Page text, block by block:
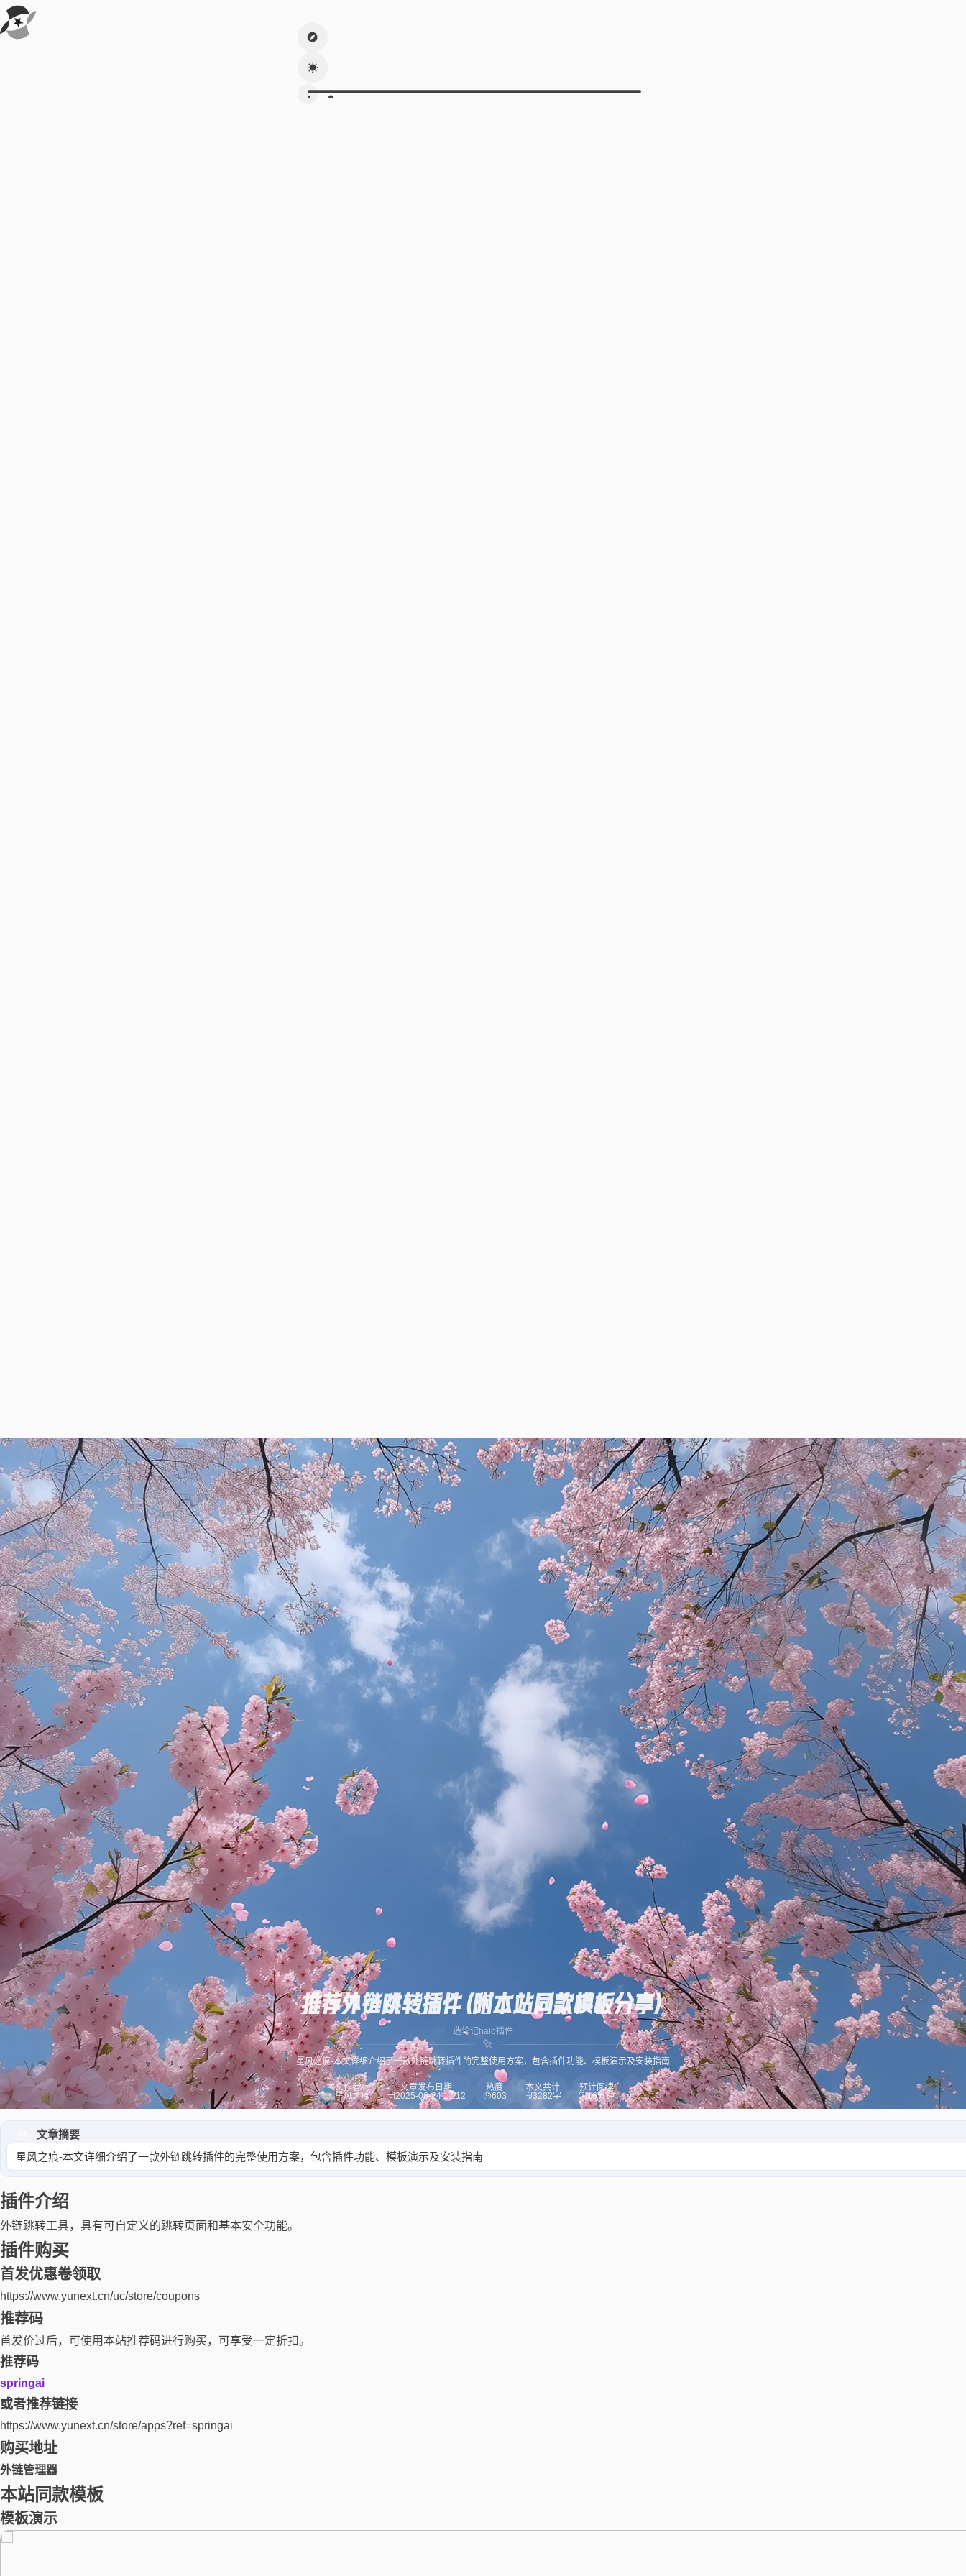
推荐外链跳转插件（附本站同款模板分享）
造轮记halo插件
星风之痕-本文详细介绍了一款外链跳转插件的完整使用方案，包含插件功能、模板演示及安装指南
本文作者
星风之痕
文章发布日期
2025-06-24 17:12
热度
603
本文共计
3282字
预计阅读
16分钟
文章摘要
星风之痕-本文详细介绍了一款外链跳转插件的完整使用方案，包含插件功能、模板演示及安装指南
插件介绍
外链跳转工具，具有可自定义的跳转页面和基本安全功能。
插件购买
首发优惠卷领取
https://www.yunext.cn/uc/store/coupons
推荐码
首发价过后，可使用本站推荐码进行购买，可享受一定折扣。
推荐码
springai
或者推荐链接
https://www.yunext.cn/store/apps?ref=springai
购买地址
外链管理器
本站同款模板
模板演示